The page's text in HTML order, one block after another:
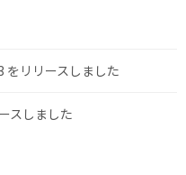
リリースしました
スしました